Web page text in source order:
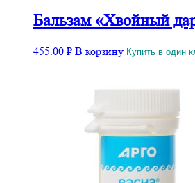
Бальзам «Хвойный
455.00 ₽ В корзину Купить в один